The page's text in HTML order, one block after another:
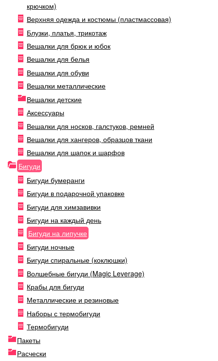
крючком)
Верхняя одежда и костюмы (пластмассовая)
Блузки, платья, трикотаж
Вешалки для брюк и юбок
Вешалки для белья
Вешалки для обуви
Вешалки металлические
Вешалки детские
Аксессуары
Вешалки для носков, галстуков, ремней
Вешалки для хангеров, образцов ткани
Вешалки для шапок и шарфов
Бигуди
Бигуди бумеранги
Бигуди в подарочной упаковке
Бигуди для химзавивки
Бигуди на каждый день
Бигуди на липучке
Бигуди ночные
Бигуди спиральные (коклюшки)
Волшебные бигуди (Magic Leverage)
Крабы для бигуди
Металлические и резиновые
Наборы с термобигуди
Термобигуди
Пакеты
Расчески